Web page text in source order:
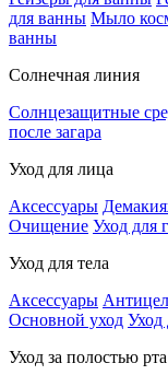
для ванны Мыло
ванны
Солнечная линия
Солнцезащитные
после загара
Уход для лица
Аксессуары
Очищение Уход для
Уход для тела
Аксессуары
Основной уход Уход
Уход за полостью рта